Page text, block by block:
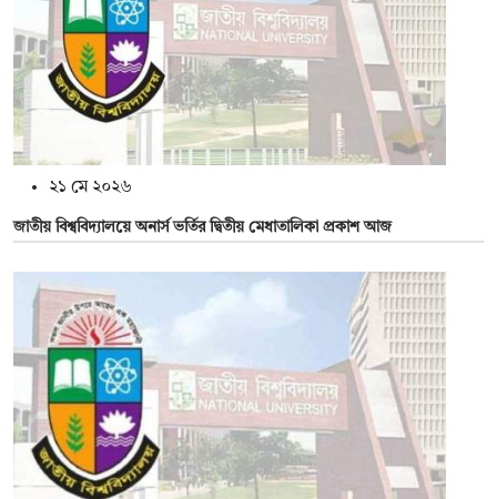
২১ মে ২০২৬
জাতীয় বিশ্ববিদ্যালয়ে অনার্স ভর্তির দ্বিতীয় মেধাতালিকা প্রকাশ আজ